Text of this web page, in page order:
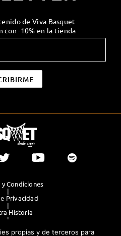
de Viva Basquet
con -10% en la tienda
y Condiciones
|
Privacidad
|
Historia
|
|propias y de terceros para